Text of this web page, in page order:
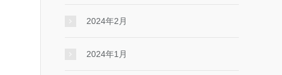
2024年2月
2024年1月